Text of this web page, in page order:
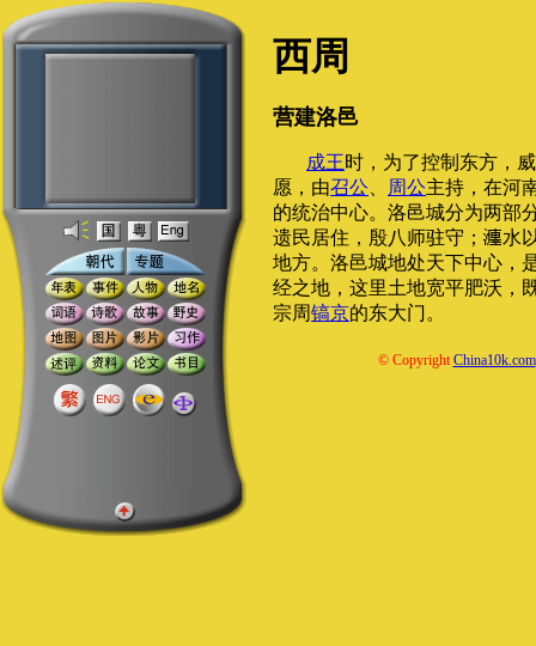
西周
营建洛邑
成王时，为了控制东方，
愿，由召公 周公主持，在河
的统治中心。洛邑城分为两部
遗民居住，殷八师驻守；
水
地方。洛邑城地处天下中心，
经之地，这里土地宽平肥沃，
宗周镐京的东大门。
© CopyrightChina10k.com